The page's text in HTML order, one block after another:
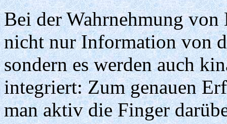
Bei der Wahrnehmung
nicht nur Information von
sondern es werden auch
integriert: Zum genauen
man aktiv die Finger